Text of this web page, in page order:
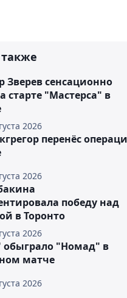
2026
Зверев сенсационно
старте "Мастерса" в
2026
перенёс
2026
победу над
в Торонто
2026
обыграло "Номад" в
матче